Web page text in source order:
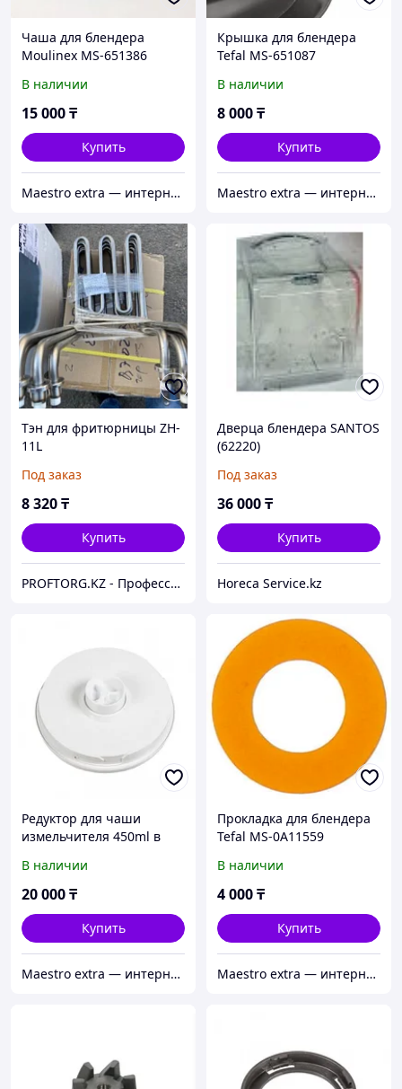
Чаша для блендера
Moulinex MS-651386
В наличии
15 000₸
Купить
Maestro extra — интернет-магазин запчастей для крупной и мелкой бытовой техники в Алматы
Крышка для блендера
Tefal MS-651087
В наличии
8 000₸
Купить
Maestro extra — интернет-магазин запчастей для крупной и мелкой бытовой техники в Алматы
Тэн для фритюрницы ZH-
11L
Под заказ
8 320₸
Купить
PROFTORG.KZ - Профессиональная и бытовая техника
Дверца блендера SANTOS
(62220)
Под заказ
36 000₸
Купить
Horeca Service.kz
Редуктор для чаши
измельчителя 450ml в
В наличии
20 000₸
Купить
Maestro extra — интернет-магазин запчастей для крупной и мелкой бытовой техники в Алматы
Прокладка для блендера
Tefal MS-0A11559
В наличии
4 000₸
Купить
Maestro extra — интернет-магазин запчастей для крупной и мелкой бытовой техники в Алматы